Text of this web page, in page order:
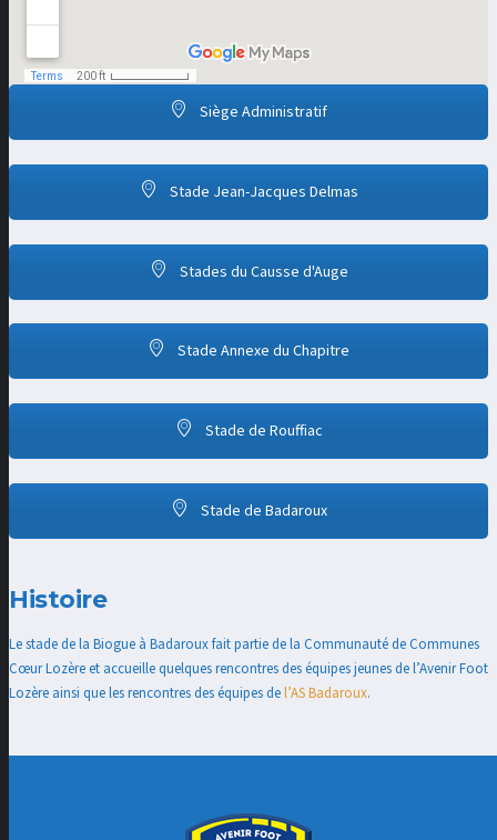
Siège Administratif
Stade Jean-Jacques Delmas
Stades du Causse d'Auge
Stade Annexe du Chapitre
Stade de Rouffiac
Stade de Badaroux
Histoire
Le stade de la Biogue à Badaroux fait partie de la Communauté de Communes
Cœur Lozère et accueille quelques rencontres des équipes jeunes de l’Avenir Foot
Lozère ainsi que les rencontres des équipes del’AS Badaroux.